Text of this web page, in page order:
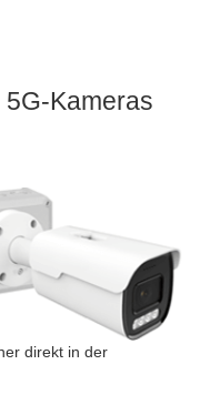
Kameras
direkt in der